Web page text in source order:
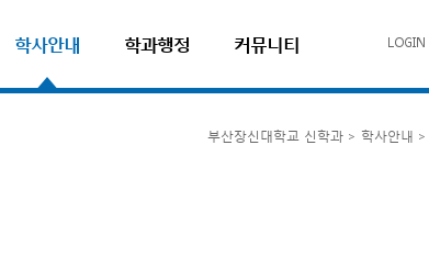
학사안내 학과행정 커뮤니티 LOGIN
부산장신대학교 신학과 > 학사안내